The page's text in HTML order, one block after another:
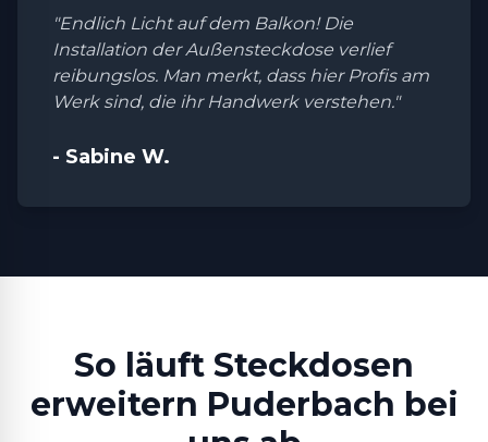
"Endlich Licht auf dem Balkon! Die
Installation der Außensteckdose verlief
reibungslos. Man merkt, dass hier Profis am
Werk sind, die ihr Handwerk verstehen."
- Sabine W.
So läuft Steckdosen
erweitern Puderbach bei